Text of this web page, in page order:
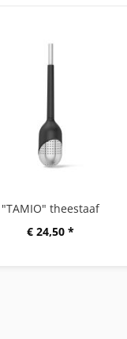
"TAMIO" theestaaf
€ 24,50 *